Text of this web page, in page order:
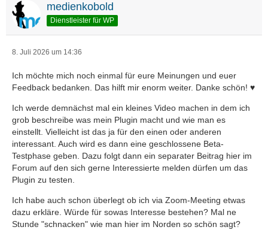
medienkobold
Dienstleister für WP
8. Juli 2026 um 14:36
Ich möchte mich noch einmal für eure Meinungen und euer
Feedback bedanken. Das hilft mir enorm weiter. Danke schön! ♥️
Ich werde demnächst mal ein kleines Video machen in dem ich
grob beschreibe was mein Plugin macht und wie man es
einstellt. Vielleicht ist das ja für den einen oder anderen
interessant. Auch wird es dann eine geschlossene Beta-
Testphase geben. Dazu folgt dann ein separater Beitrag hier im
Forum auf den sich gerne Interessierte melden dürfen um das
Plugin zu testen.
Ich habe auch schon überlegt ob ich via Zoom-Meeting etwas
dazu erkläre. Würde für sowas Interesse bestehen? Mal ne
Stunde "schnacken" wie man hier im Norden so schön sagt?